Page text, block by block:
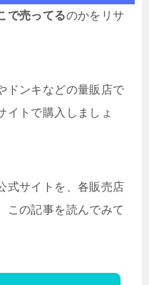
で売ってるのかをリサ
ドンキなどの量販店で
イトで購入しましょ
式サイトを、各販売店
この記事を読んでみて